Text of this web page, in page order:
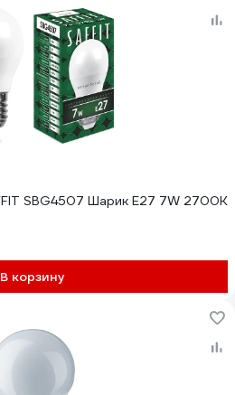
SBG4507 Шарик E27 7W 2700K
В корзину